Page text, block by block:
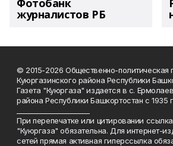
Фотобанк
журналистов РБ
© 2015-2026 Общественно-политическая
Куюргазинского района Республики
Газета "Куюргаза" издается в с.
района Республики Башкортостан с 1935
При перепечатке или цитировании ссылка
"Куюргаза" обязательна. Для интернет-
сетей прямая активная гиперссылка